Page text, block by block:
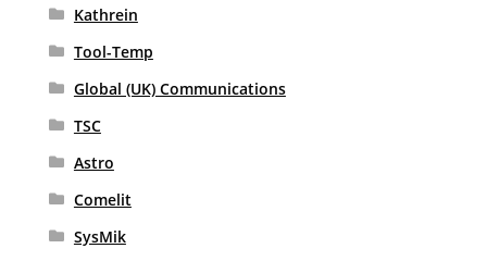
Kathrein
Tool-Temp
Global (UK) Communications
TSC
Astro
Comelit
SysMik